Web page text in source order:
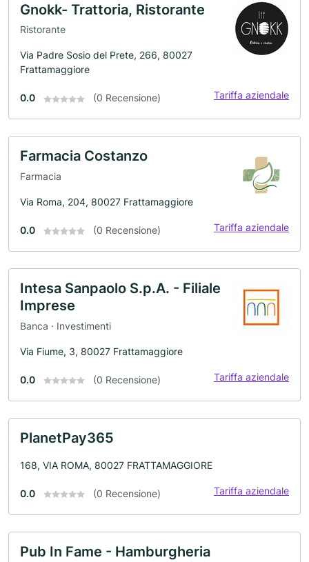
Gnokk- Trattoria, Ristorante
Ristorante
Via Padre Sosio del Prete, 266, 80027
Frattamaggiore
0.0 (0 Recensione) Tariffa aziendale
Farmacia Costanzo
Farmacia
Via Roma, 204, 80027 Frattamaggiore
0.0 (0 Recensione) Tariffa aziendale
Intesa Sanpaolo S.p.A. - Filiale
Imprese
Banca · Investimenti
Via Fiume, 3, 80027 Frattamaggiore
0.0 (0 Recensione) Tariffa aziendale
PlanetPay365
168, VIA ROMA, 80027 FRATTAMAGGIORE
0.0 (0 Recensione) Tariffa aziendale
Pub In Fame - Hamburgheria